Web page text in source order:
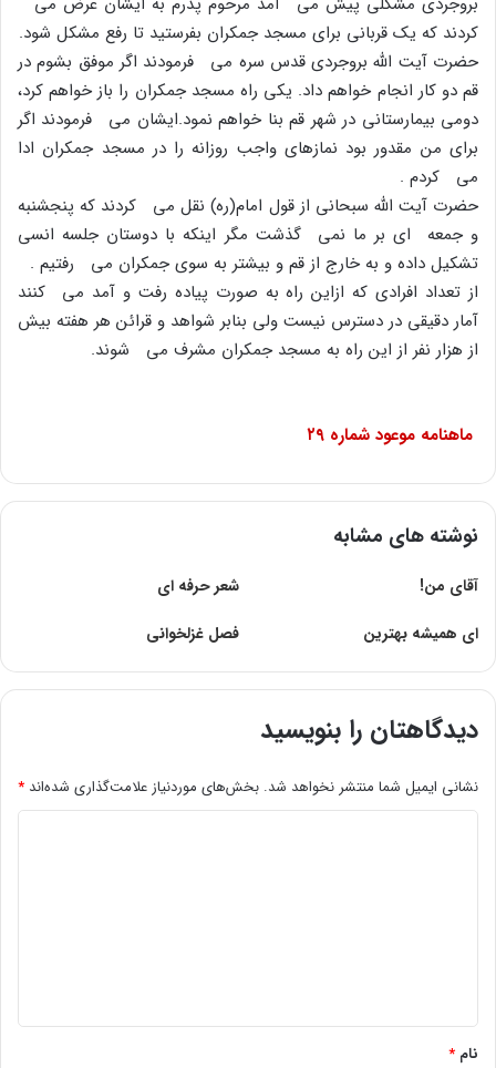
کردند که یک قربانى براى مسجد جمکران بفرستید تا رفع مشکل شود.
حضرت آیت الله بروجردى قدس سره مى فرمودند اگر موفق بشوم در
قم دو کار انجام خواهم داد. یکى راه مسجد جمکران را باز خواهم کرد،
دومى بیمارستانى در شهر قم بنا خواهم نمود.ایشان مى فرمودند اگر
براى من مقدور بود نمازهاى واجب روزانه را در مسجد جمکران ادا
مى کردم .
حضرت آیت الله سبحانى از قول امام(ره) نقل مى کردند که پنجشنبه
و جمعه اى بر ما نمى گذشت مگر اینکه با دوستان جلسه انسى
تشکیل داده و به خارج از قم و بیشتر به سوى جمکران مى رفتیم .
از تعداد افرادى که ازاین راه به صورت پیاده رفت و آمد مى کنند
آمار دقیقى در دسترس نیست ولى بنابر شواهد و قرائن هر هفته بیش
از هزار نفر از این راه به مسجد جمکران مشرف مى شوند.
ماهنامه موعود شماره ۲۹
نوشته های مشابه
آقای من!
شعر حرفه ای
اى همیشه بهترین
فصل غزلخوانی
دیدگاهتان را بنویسید
نشانی ایمیل شما منتشر نخواهد شد. بخش‌های موردنیاز علامت‌گذاری شده‌اند *
*
نام *